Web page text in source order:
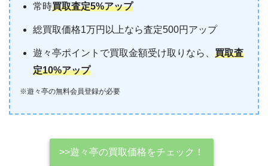
常時買取査定5%アップ
総買取価格1万円以上なら査定500円アップ
遊々亭ポイントで買取金額受け取りなら、買取査
定10%アップ
※遊々亭の無料会員登録が必要
>>遊々亭の買取価格をチェック！